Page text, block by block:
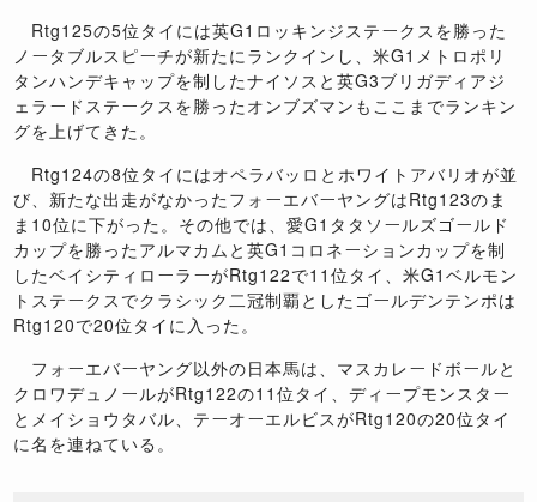
Rtg125の5位タイには英G1ロッキンジステークスを勝った
ノータブルスピーチが新たにランクインし、米G1メトロポリ
タンハンデキャップを制したナイソスと英G3ブリガディアジ
ェラードステークスを勝ったオンブズマンもここまでランキン
グを上げてきた。
Rtg124の8位タイにはオペラバッロとホワイトアバリオが並
び、新たな出走がなかったフォーエバーヤングはRtg123のま
ま10位に下がった。その他では、愛G1タタソールズゴールド
カップを勝ったアルマカムと英G1コロネーションカップを制
したベイシティローラーがRtg122で11位タイ、米G1ベルモン
トステークスでクラシック二冠制覇としたゴールデンテンポは
Rtg120で20位タイに入った。
フォーエバーヤング以外の日本馬は、マスカレードボールと
クロワデュノールがRtg122の11位タイ、ディープモンスター
とメイショウタバル、テーオーエルビスがRtg120の20位タイ
に名を連ねている。